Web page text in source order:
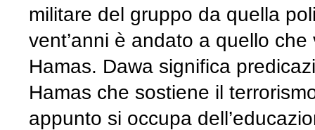
militare del gruppo da quella
vent’anni è andato a quello
Hamas. Dawa significa
Hamas che sostiene il
appunto si occupa